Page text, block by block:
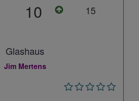
10 15
Glashaus
Jim Mertens